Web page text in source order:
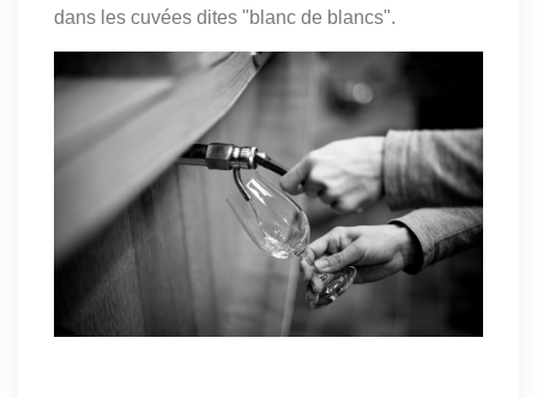
dans les cuvées dites "blanc de blancs".